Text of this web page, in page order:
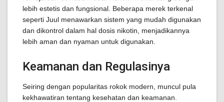
lebih estetis dan fungsional. Beberapa merek terkenal
seperti Juul menawarkan sistem yang mudah digunakan
dan dikontrol dalam hal dosis nikotin, menjadikannya
lebih aman dan nyaman untuk digunakan.
Keamanan dan Regulasinya
Seiring dengan popularitas rokok modern, muncul pula
kekhawatiran tentang kesehatan dan keamanan.